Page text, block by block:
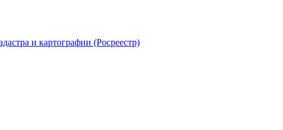
и картографии (Росреестр)